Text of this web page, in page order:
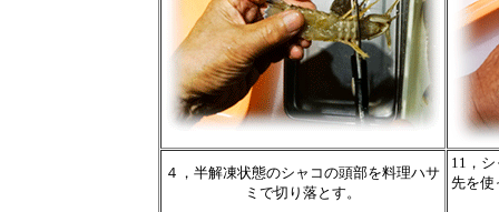
４，半解凍状態のシャコの頭部を料理ハサ
ミで切り落とす。
11，
先を使